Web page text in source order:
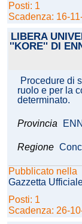
Posti: 1
Scadenza: 16-
LIBERA
''KORE'' DI
Procedure di
ruolo e per la
determinato.
Provincia
Regione
Pubblicato nella
Gazzetta
Posti: 1
Scadenza: 26-